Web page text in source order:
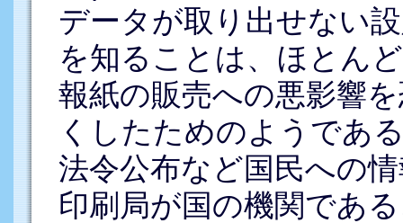
データが取り出せない
を知ることは、ほとん
報紙の販売への悪影響
くしたためのようであ
法令公布など国民への
印刷局が国の機関であ